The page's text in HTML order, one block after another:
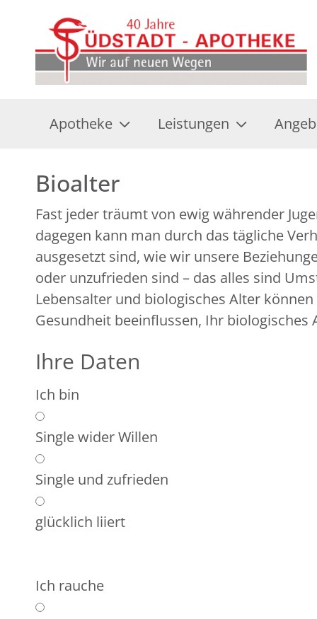
Apotheke Leistungen
Bioalter
Fast jeder träumt von ewig währender
dagegen kann man durch das tägliche
ausgesetzt sind, wie wir unsere
oder unzufrieden sind – das alles sind
Lebensalter und biologisches Alter
Gesundheit beeinflussen, Ihr biologisches
Ihre Daten
Ich bin
Single wider Willen
Single und zufrieden
glücklich liiert
Ich rauche